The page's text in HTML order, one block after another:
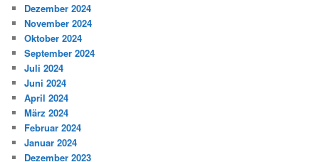
Dezember 2024
November 2024
Oktober 2024
September 2024
Juli 2024
Juni 2024
April 2024
März 2024
Februar 2024
Januar 2024
Dezember 2023